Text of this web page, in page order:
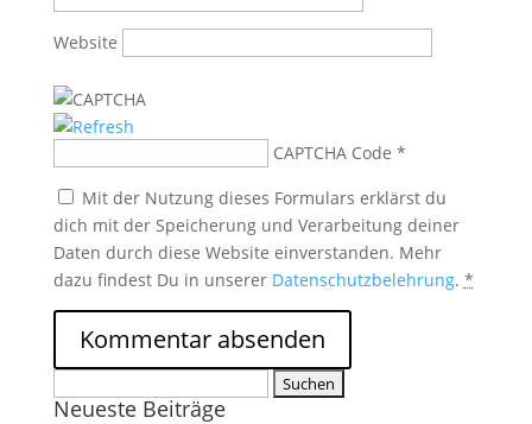
Website
CAPTCHA Code *
Mit der Nutzung dieses Formulars erklärst du
dich mit der Speicherung und Verarbeitung deiner
Daten durch diese Website einverstanden. Mehr
dazu findest Du in unserer Datenschutzbelehrung. *
nach:
Neueste Beiträge